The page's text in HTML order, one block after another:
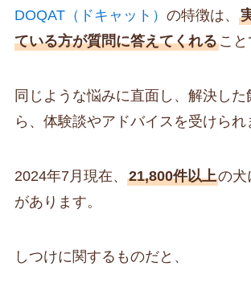
DOQAT（ドキャット） の特徴は、
ている方が質問に答えてくれること
同じような悩みに直面し、解決し
ら、体験談やアドバイスを受けられ
2024年7月現在、 21,800件以上の犬
があります。
しつけに関するものだと、